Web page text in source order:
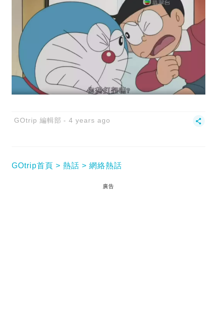
GOtrip 編輯部 4 years ago
GOtrip首頁 熱話 網絡熱話
廣告